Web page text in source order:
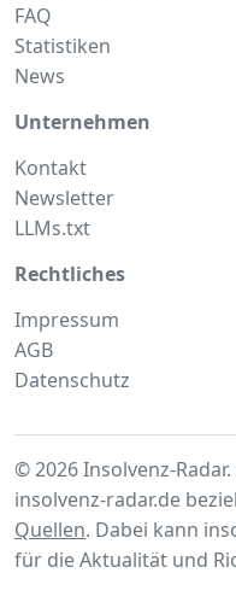
FAQ
Statistiken
News
Unternehmen
Kontakt
Newsletter
LLMs.txt
Rechtliches
Impressum
AGB
Datenschutz
© 2026 Insolvenz-
insolvenz-radar.de
Quellen. Dabei kann
für die Aktualität und